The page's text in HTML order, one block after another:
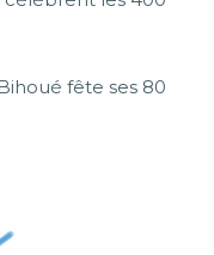
fête ses 80